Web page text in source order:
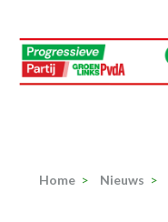
naar
inhoud
(Druk
Home > Nieuws >